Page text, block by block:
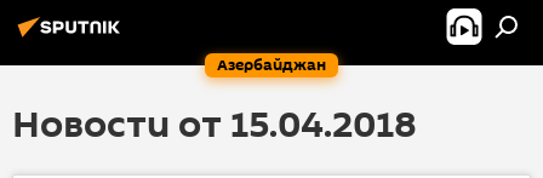
Азербайджан
Новости от 15.04.2018